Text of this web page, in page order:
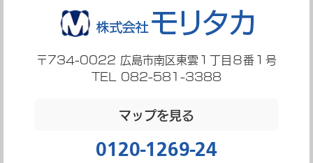
〒734-0022 広島市南区東雲１丁目８番１号
TEL 082-581-3388
マップを見る
0120-1269-24